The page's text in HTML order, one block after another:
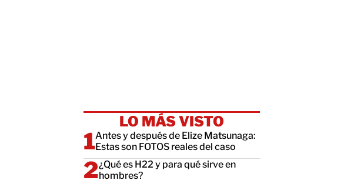
LO MÁS VISTO
Antes y después de Elize Matsunaga:
Estas son FOTOS reales del caso
¿Qué es H22 y para qué sirve en
hombres?